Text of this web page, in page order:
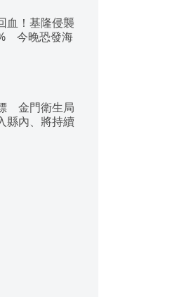
血！基隆侵襲
今晚恐發海
金門衛生局
縣內、將持續